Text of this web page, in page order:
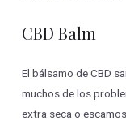
CBD Balm
El bálsamo de CBD
muchos de los
extra seca o